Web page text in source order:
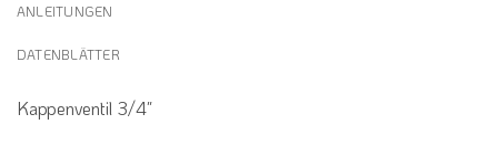
ANLEITUNGEN
DATENBLÄTTER
Kappenventil 3/4″